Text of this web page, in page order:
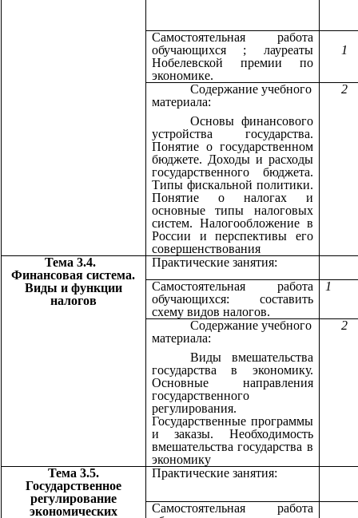
Самостоятельная работа
обучающихся ; лауреаты
Нобелевской премии по
экономике.
1
Содержание учебного
материала:
Основы финансового
устройства государства.
Понятие о государственном
бюджете. Доходы и расходы
государственного бюджета.
Типы фискальной политики.
Понятие о налогах и
основные типы налоговых
систем. Налогообложение в
России и перспективы его
совершенствования
2
Тема 3.4.
Финансовая система.
Виды и функции
налогов
Практические занятия:
Самостоятельная работа
обучающихся: составить
схему видов налогов.
1
Содержание учебного
материала:
Виды вмешательства
государства в экономику.
Основные направления
государственного
регулирования.
Государственные программы
и заказы. Необходимость
вмешательства государства в
экономику
2
Тема 3.5.
Государственное
регулирование
экономических
Практические занятия:
Самостоятельная работа